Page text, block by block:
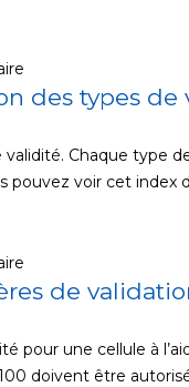
des types de
Chaque type
pouvez voir cet index
de
pour une cellule à
doivent être